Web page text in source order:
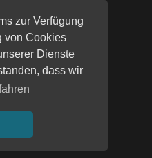
zur Verfügung
von Cookies
Dienste
dass wir